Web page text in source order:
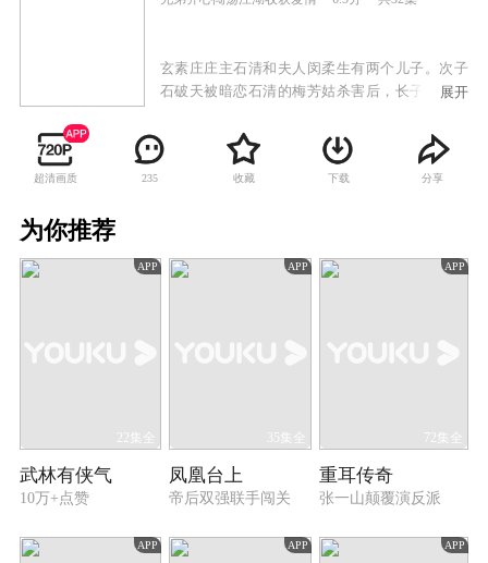
玄素庄庄主石清和夫人闵柔生有两个儿子。次子
石破天被暗恋石清的梅芳姑杀害后，长子石中玉
清不得已，只得将石中玉送去凌霄城学艺，一眨
眼已经过去了三年。摩天居士发出的玄铁令再现
江湖，传说得到玄铁令的人可以向摩天居士谢烟
债权人。石中玉能否逃脱众人的追杀，石破天能
展开
超清画质 235 收藏 下载 分享
为你推荐
APP
22集全
武林有侠气
10万+点赞
APP
35集全
凤凰台上
帝后双强联手闯关
APP
72集全
重耳传奇
张一山颠覆演反派
APP APP APP